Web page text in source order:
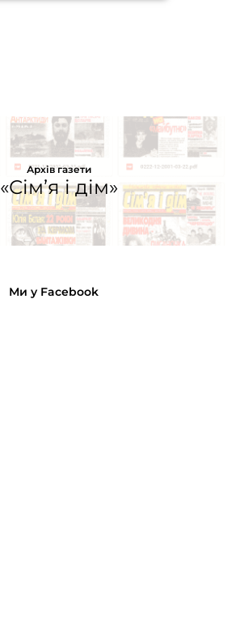
Архів газети
«Сім’я і дім»
Ми у Facebook